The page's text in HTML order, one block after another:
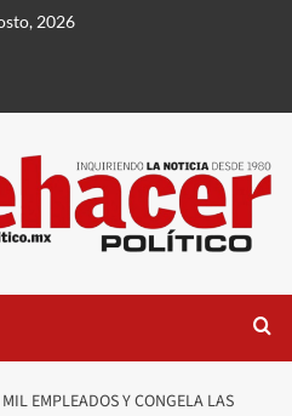
2026
EMPLEADOS Y CONGELA LAS